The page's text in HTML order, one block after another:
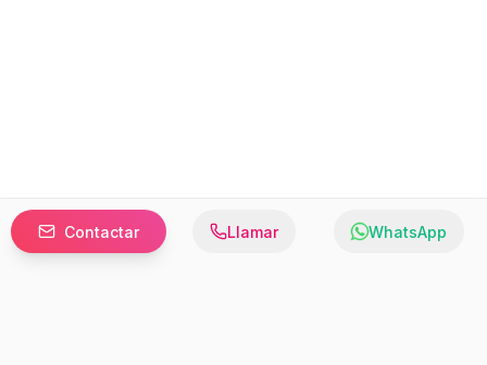
Contactar Llamar WhatsApp